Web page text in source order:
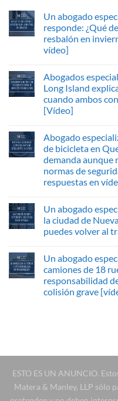
Un abogado
responde: ¿Qué
resbalón en
vídeo]
Abogados
Long Island
cuando ambos
[Vídeo]
Abogado
de bicicleta en
demanda aunque
normas de
respuestas en
Un abogado
la ciudad de
puedes volver al
Un abogado
camiones de 18
responsabilidad
colisión grave
ESTO ES UN ANUNCIO.
Matera & Manley, LLP sólo